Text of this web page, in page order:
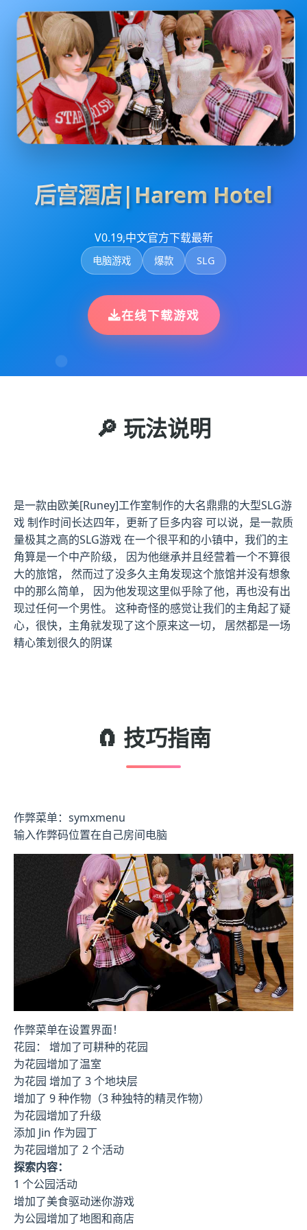
后宫酒店|Harem Hotel
V0.19,中文官方下载最新
电脑游戏 爆款 SLG
在线下载游戏
🔎 玩法说明
是一款由欧美[Runey]工作室制作的大名鼎鼎的大型SLG游
戏 制作时间长达四年，更新了巨多内容 可以说，是一款质
量极其之高的SLG游戏 在一个很平和的小镇中，我们的主
角算是一个中产阶级， 因为他继承并且经营着一个不算很
大的旅馆， 然而过了没多久主角发现这个旅馆并没有想象
中的那么简单， 因为他发现这里似乎除了他，再也没有出
现过任何一个男性。 这种奇怪的感觉让我们的主角起了疑
心，很快，主角就发现了这个原来这一切， 居然都是一场
精心策划很久的阴谋
🧲 技巧指南
作弊菜单：symxmenu
输入作弊码位置在自己房间电脑
作弊菜单在设置界面！
花园： 增加了可耕种的花园
为花园增加了温室
为花园 增加了 3 个地块层
增加了 9 种作物（3 种独特的精灵作物）
为花园增加了升级
添加 Jin 作为园丁
为花园增加了 2 个活动
探索内容：
1 个公园活动
增加了美食驱动迷你游戏
为公园增加了地图和商店